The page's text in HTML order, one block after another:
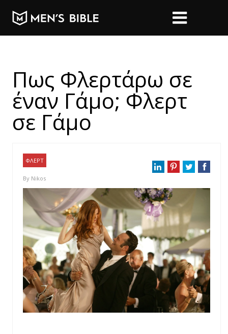
Πως Φλερτάρω σε
έναν Γάμο; Φλερτ
σε Γάμο
ΦΛΕΡΤ
By Nikos